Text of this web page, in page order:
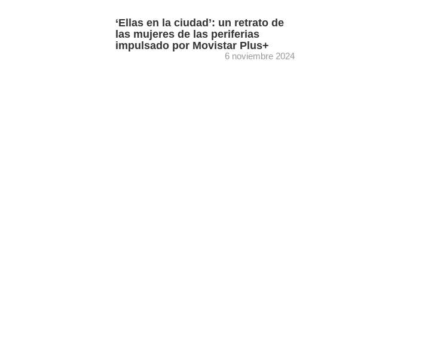
‘Ellas en la ciudad’: un retrato de
las mujeres de las periferias
impulsado por Movistar Plus+
6 noviembre 2024